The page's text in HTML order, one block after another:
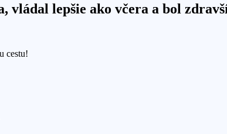
vládal lepšie ako včera a bol
cestu!